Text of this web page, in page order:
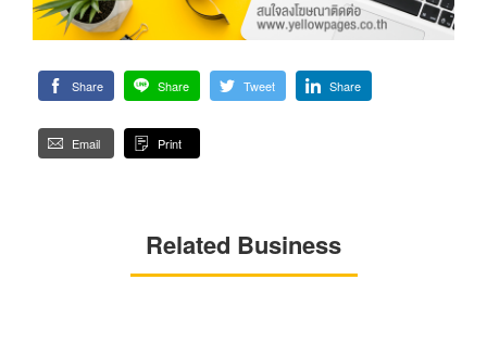
Share Share Tweet Share
Email Print
Related Business